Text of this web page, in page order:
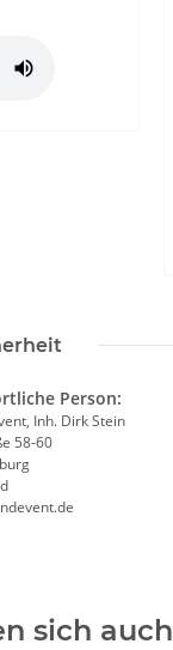
Person:
Inh. Dirk Stein
58-60
sich